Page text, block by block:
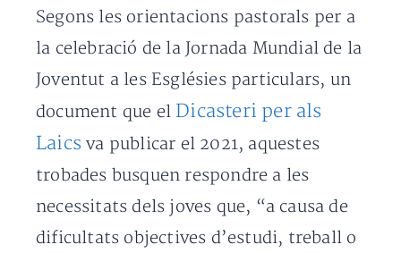
Segons les orientacions pastorals per a
la celebració de la Jornada Mundial de la
Joventut a les Esglésies particulars, un
document que el Dicasteri per als
Laics va publicar el 2021, aquestes
trobades busquen respondre a les
necessitats dels joves que, “a causa de
dificultats objectives d’estudi, treball o